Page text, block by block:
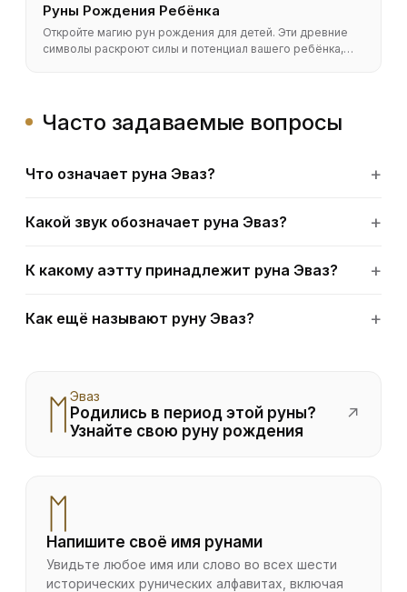
Руны Рождения Ребёнка
Откройте магию рун рождения для детей. Эти древние
символы раскроют силы и потенциал вашего ребёнка,
Часто задаваемые вопросы
Что означает руна Эваз?
Какой звук обозначает руна Эваз?
К какому аэтту принадлежит руна Эваз?
Как ещё называют руну Эваз?
ᛖ Эваз
Родились в период этой руны?
Узнайте свою руну рождения
↗
ᛖ
Напишите своё имя рунами
Увидьте любое имя или слово во всех шести
исторических рунических алфавитах, включая